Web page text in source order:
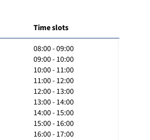
Time slots
08:00 - 09:00
09:00 - 10:00
10:00 - 11:00
11:00 - 12:00
12:00 - 13:00
13:00 - 14:00
14:00 - 15:00
15:00 - 16:00
16:00 - 17:00